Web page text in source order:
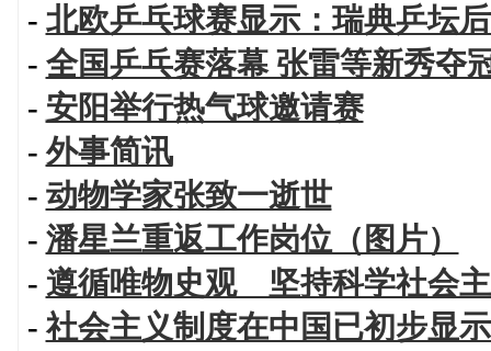
- 北欧乒乓球赛显示：瑞典乒坛
- 全国乒乓赛落幕 张雷等新秀夺
- 安阳举行热气球邀请赛
- 外事简讯
- 动物学家张致一逝世
- 潘星兰重返工作岗位（图片）
- 遵循唯物史观 坚持科学社会
- 社会主义制度在中国已初步显